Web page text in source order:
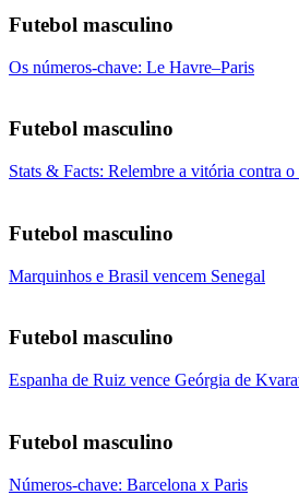
Futebol masculino
Os números-chave: Le Havre–Paris
Futebol masculino
Stats & Facts: Relembre a vitória contra
Futebol masculino
Marquinhos e Brasil vencem Senegal
Futebol masculino
Espanha de Ruiz vence Geórgia de
Futebol masculino
Números-chave: Barcelona x Paris